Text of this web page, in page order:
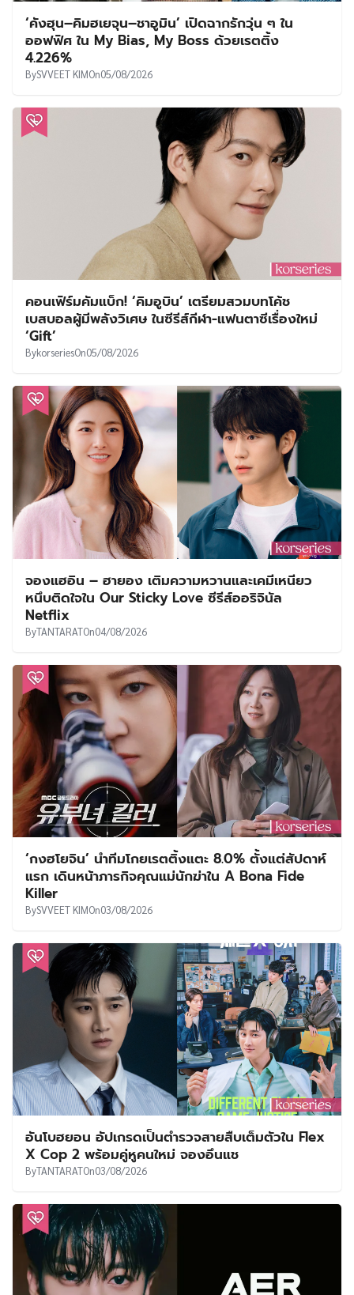
‘คังฮุน–คิมฮเยจุน–ชาอูมิน’ เปิดฉากรักวุ่น ๆ ใน
ออฟฟิศ ใน My Bias, My Boss ด้วยเรตติ้ง
4.226%
BySVVEET KIMOn05/08/2026
คอนเฟิร์มคัมแบ็ก! ‘คิมอูบิน’ เตรียมสวมบทโค้ช
เบสบอลผู้มีพลังวิเศษ ในซีรีส์กีฬา-แฟนตาซีเรื่องใหม่
‘Gift’
BykorseriesOn05/08/2026
จองแฮอิน – ฮายอง เติมความหวานและเคมีเหนียว
หนึบติดใจใน Our Sticky Love ซีรีส์ออริจินัล
Netflix
ByTANTARATOn04/08/2026
‘กงฮโยจิน’ นำทีมโกยเรตติ้งแตะ 8.0% ตั้งแต่สัปดาห์
แรก เดินหน้าภารกิจคุณแม่นักฆ่าใน A Bona Fide
Killer
BySVVEET KIMOn03/08/2026
อันโบฮยอน อัปเกรดเป็นตำรวจสายสืบเต็มตัวใน Flex
X Cop 2 พร้อมคู่หูคนใหม่ จองอึนแช
ByTANTARATOn03/08/2026